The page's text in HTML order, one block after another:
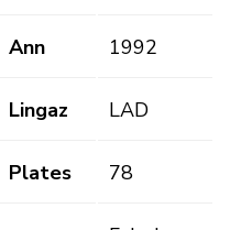
Ann 1992
Lingaz LAD
Plates 78